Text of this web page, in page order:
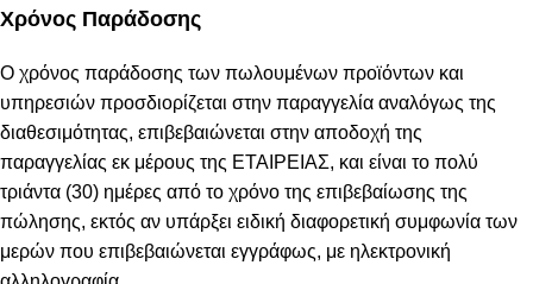
Χρόνος Παράδοσης
Ο χρόνος παράδοσης των πωλουμένων προϊόντων και
υπηρεσιών προσδιορίζεται στην παραγγελία αναλόγως της
διαθεσιμότητας, επιβεβαιώνεται στην αποδοχή της
παραγγελίας εκ μέρους της ΕΤΑΙΡΕΙΑΣ, και είναι το πολύ
τριάντα (30) ημέρες από το χρόνο της επιβεβαίωσης της
πώλησης, εκτός αν υπάρξει ειδική διαφορετική συμφωνία των
μερών που επιβεβαιώνεται εγγράφως, με ηλεκτρονική